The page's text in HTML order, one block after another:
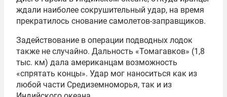
ждали наиболее сокрушительный удар, на время
прекратилось снование самолетов-заправщиков.
Задействование в операции подводных лодок
также не случайно. Дальность «Томагавков» (1,8
тыс. км) дала американцам возможность
«спрятать концы». Удар мог наноситься как из
любой части Средиземноморья, так и из